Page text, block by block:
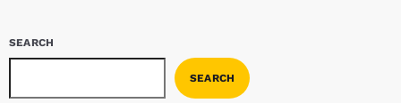
SEARCH
SEARCH